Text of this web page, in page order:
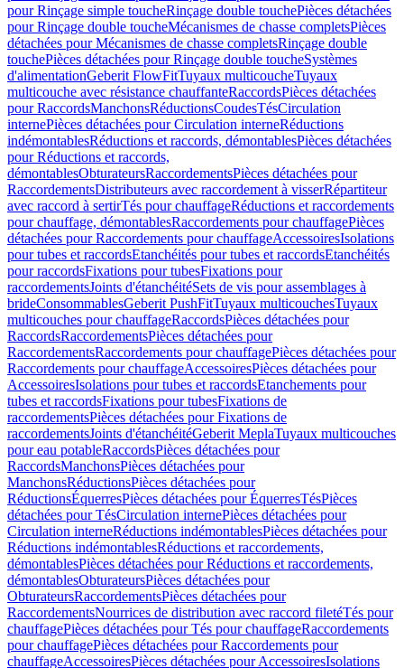
pour Rinçage simple toucheRinçage double touchePièces détachées
pour Rinçage double toucheMécanismes de chasse completsPièces
détachées pour Mécanismes de chasse completsRinçage double
touchePièces détachées pour Rinçage double toucheSystèmes
d'alimentationGeberit FlowFitTuyaux multicoucheTuyaux
multicouche avec résistance chauffanteRaccordsPièces détachées
pour RaccordsManchonsRéductionsCoudesTésCirculation
internePièces détachées pour Circulation interneRéductions
indémontablesRéductions et raccords, démontablesPièces détachées
pour Réductions et raccords,
démontablesObturateursRaccordementsPièces détachées pour
RaccordementsDistributeurs avec raccordement à visserRépartiteur
avec raccord à sertirTés pour chauffageRéductions et raccordements
pour chauffage, démontablesRaccordements pour chauffagePièces
détachées pour Raccordements pour chauffageAccessoiresIsolations
pour tubes et raccordsEtanchéités pour tubes et raccordsEtanchéités
pour raccordsFixations pour tubesFixations pour
raccordementsJoints d'étanchéitéSets de vis pour assemblages à
brideConsommablesGeberit PushFitTuyaux multicouchesTuyaux
multicouches pour chauffageRaccordsPièces détachées pour
RaccordsRaccordementsPièces détachées pour
RaccordementsRaccordements pour chauffagePièces détachées pour
Raccordements pour chauffageAccessoiresPièces détachées pour
AccessoiresIsolations pour tubes et raccordsEtanchements pour
tubes et raccordsFixations pour tubesFixations de
raccordementsPièces détachées pour Fixations de
raccordementsJoints d'étanchéitéGeberit MeplaTuyaux multicouches
pour eau potableRaccordsPièces détachées pour
RaccordsManchonsPièces détachées pour
ManchonsRéductionsPièces détachées pour
RéductionsÉquerresPièces détachées pour ÉquerresTésPièces
détachées pour TésCirculation internePièces détachées pour
Circulation interneRéductions indémontablesPièces détachées pour
Réductions indémontablesRéductions et raccordements,
démontablesPièces détachées pour Réductions et raccordements,
démontablesObturateursPièces détachées pour
ObturateursRaccordementsPièces détachées pour
RaccordementsNourrices de distribution avec raccord filetéTés pour
chauffagePièces détachées pour Tés pour chauffageRaccordements
pour chauffagePièces détachées pour Raccordements pour
chauffageAccessoiresPièces détachées pour AccessoiresIsolations